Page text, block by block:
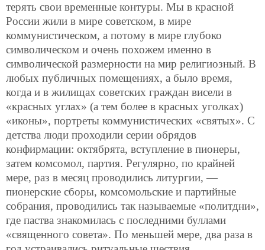
терять свои временные контуры. Мы в красной
России жили в мире советском, в мире
коммунистическом, а потому в мире глубоко
символическом и очень похожем именно в
символической размерности на мир религиозный. В
любых публичных помещениях, а было время,
когда и в жилищах советских граждан висели в
«красных углах» (а тем более в красных уголках)
«иконы», портреты коммунистических «святых». С
детства люди проходили серии обрядов
конфирмации: октябрята, вступление в пионеры,
затем комсомол, партия. Регулярно, по крайней
мере, раз в месяц проводились литургии, —
пионерские сборы, комсомольские и партийные
собрания, проводились так называемые «политдни»,
где паства знакомилась с последними буллами
«священного совета». По меньшей мере, два раза в